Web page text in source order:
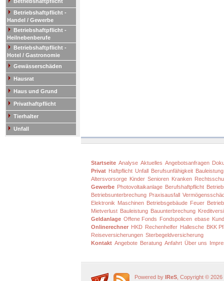
Betriebshaftpflicht -
Handel / Gewerbe
Betriebshaftpflicht -
Heilnebenberufe
Betriebshaftpflicht -
Hotel / Gastronomie
Gewässerschäden
Hausrat
Haus und Grund
Privathaftpflicht
Tierhalter
Unfall
Startseite Analyse Aktuelles Angebotsanfragen
Privat Haftpflicht Unfall Berufsunfähigkeit Bauleistung
Altersvorsorge Kinder Senioren Kranken
Gewerbe Photovoltaikanlage Berufshaftpflicht
Betriebsunterbrechung Praxisausfall
Elektronik Maschinen Betriebsgebäude Feuer
Mietverlust Bauleistung Bauunterbrechung
Geldanlage Offene Fonds Fondspolicen ebase
Onlinerechner HKD Rechenhelfer Hallesche BKK
Reiseversicherungen Sterbegeldversicherung
Kontakt Angebote Beratung Anfahrt Über uns
Powered by IReS , Copyright © 2026